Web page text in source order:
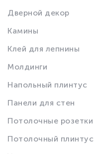
Дверной декор
Камины
Клей для лепнины
Молдинги
Напольный плинтус
Панели для стен
Потолочные розетки
Потолочный плинтус